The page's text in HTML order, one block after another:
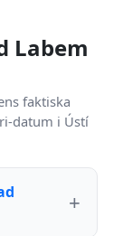
Labem
faktiska
datum i Ústí